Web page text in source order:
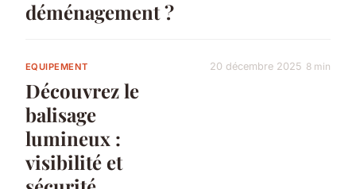
déménagement ?
EQUIPEMENT
Découvrez le
balisage
lumineux :
visibilité et
20 décembre 2025 8 min